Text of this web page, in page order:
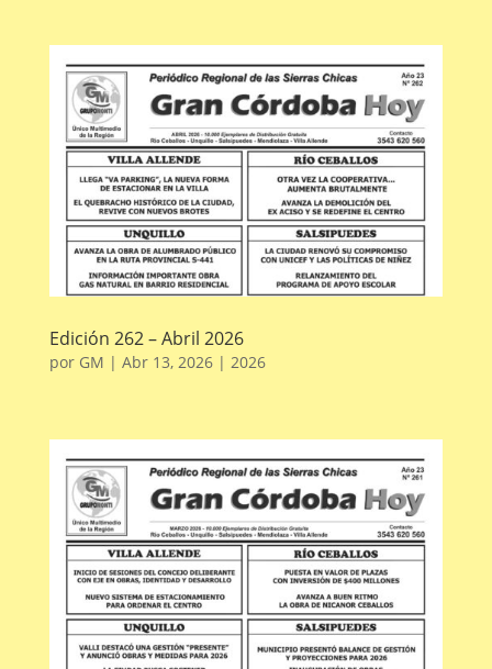
Edición 262 – Abril 2026
por GM | Abr 13, 2026| 2026